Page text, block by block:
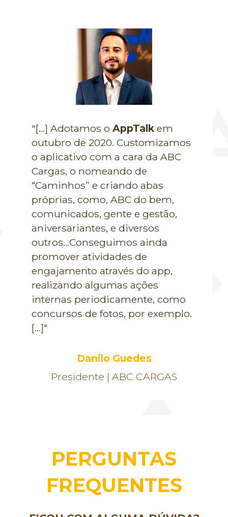
"[...] Adotamos o AppTalk em
outubro de 2020. Customizamos
o aplicativo com a cara da ABC
Cargas, o nomeando de
“Caminhos” e criando abas
próprias, como, ABC do bem,
comunicados, gente e gestão,
aniversariantes, e diversos
outros...Conseguimos ainda
promover atividades de
engajamento através do app,
realizando algumas ações
internas periodicamente, como
concursos de fotos, por exemplo.
[...]"
Danilo Guedes
Presidente | ABC CARGAS
PERGUNTAS
FREQUENTES